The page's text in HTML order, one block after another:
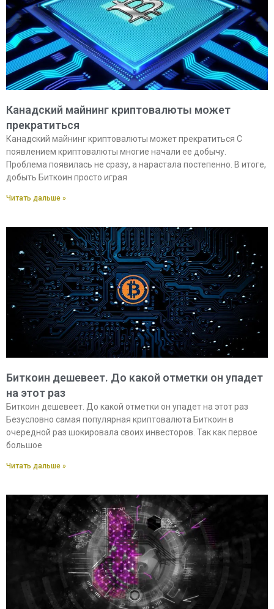
Канадский майнинг криптовалюты может
прекратиться
Канадский майнинг криптовалюты может прекратиться С
появлением криптовалюты многие начали ее добычу.
Проблема появилась не сразу, а нарастала постепенно. В итоге,
добыть Биткоин просто играя
Читать дальше »
Биткоин дешевеет. До какой отметки он упадет
на этот раз
Биткоин дешевеет. До какой отметки он упадет на этот раз
Безусловно самая популярная криптовалюта Биткоин в
очередной раз шокировала своих инвесторов. Так как первое
большое
Читать дальше »